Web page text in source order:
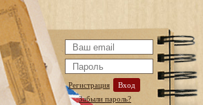
Регистрация
Вход
Забыли пароль?